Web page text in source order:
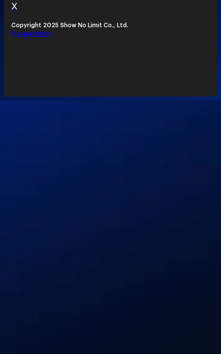
X
Copyright 2025 Show No Limit Co., Ltd.
Privacy Policy